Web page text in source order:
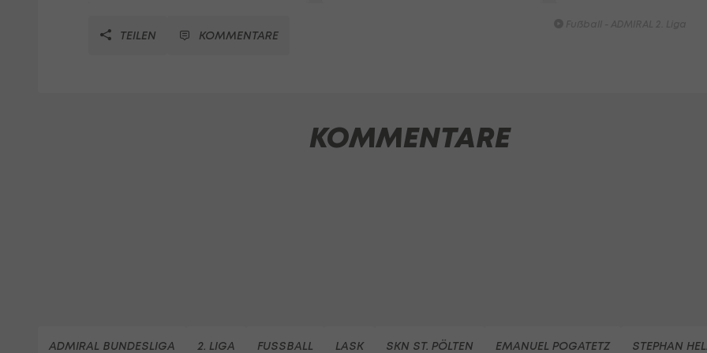
TEILEN KOMMENTARE
KOMMENTARE
ADMIRAL BUNDESLIGA 2. LIGA FUSSBALL LASK SKN ST. PÖLTEN EMANUEL POGATETZ STEPHAN